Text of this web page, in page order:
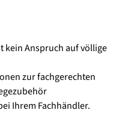
kein Anspruch auf völlige
zur fachgerechten
Ihrem Fachhändler.